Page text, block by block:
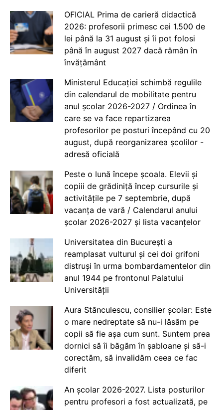
OFICIAL Prima de carieră didactică
2026: profesorii primesc cei 1.500 de
lei până la 31 august și îi pot folosi
până în august 2027 dacă rămân în
învățământ
Ministerul Educației schimbă regulile
din calendarul de mobilitate pentru
anul școlar 2026-2027 / Ordinea în
care se va face repartizarea
profesorilor pe posturi începând cu 20
august, după reorganizarea școlilor -
adresă oficială
Peste o lună începe școala. Elevii și
copiii de grădiniță încep cursurile și
activitățile pe 7 septembrie, după
vacanța de vară / Calendarul anului
școlar 2026-2027 și lista vacanțelor
Universitatea din București a
reamplasat vulturul și cei doi grifoni
distruși în urma bombardamentelor din
anul 1944 pe frontonul Palatului
Universității
Aura Stănculescu, consilier școlar: Este
o mare nedreptate să nu-i lăsăm pe
copii să fie așa cum sunt. Suntem prea
dornici să îi băgăm în șabloane și să-i
corectăm, să invalidăm ceea ce fac
diferit
An școlar 2026-2027. Lista posturilor
pentru profesori a fost actualizată, pe